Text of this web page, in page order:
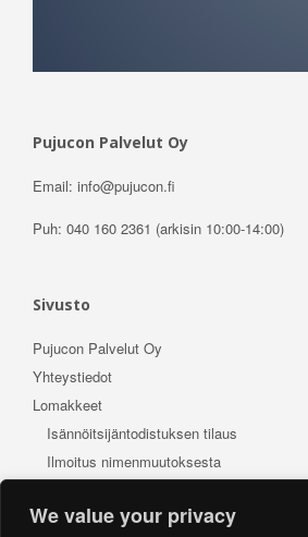
We value your privacy
Pujucon Palvelut Oy
Email: info@pujucon.fi
Puh: 040 160 2361 (arkisin 10:00-14:00)
Sivusto
Pujucon Palvelut Oy
Yhteystiedot
Lomakkeet
Isännöitsijäntodistuksen tilaus
Ilmoitus nimenmuutoksesta
Ilmoitus lapsen syntymästä